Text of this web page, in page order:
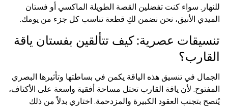
للنهار. سواء كنت تفضلين القصة الطويلة الماكسي أو فستان
الميدي الأنيق، نحن نضمن لكِ قطعة تناسب كل جزء من يومك.
تنسيقات عصرية: كيف تتألقين بفستان ياقة
القارب؟
الجمال في تنسيق هذه الياقة يكمن في بساطتها وتأثيرها البصري
المفتوح. لأن ياقة القارب تحتل مساحة أفقية واسعة على الأكتاف،
يُنصح بتجنب العقود الكبيرة والمزدحمة. اختاري بدلاً من ذلك